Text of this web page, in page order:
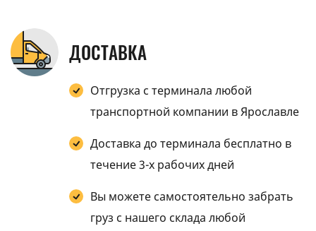
ДОСТАВКА
Отгрузка с терминала любой
транспортной компании в Ярославле
Доставка до терминала бесплатно в
течение 3-х рабочих дней
Вы можете самостоятельно забрать
груз с нашего склада любой